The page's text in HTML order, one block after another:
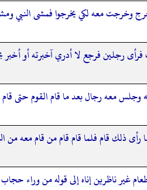
فخرج وخرجت معه لكي يخرجوا فمشى
رجلين فرجع لا أدري آخبرته أو أخبر
وجلس معه رجال بعد ما قام القوم حتى
ذلك قام فلما قام قام من قام معه من
غير ناظرين إناه إلى قوله من وراء حجاب